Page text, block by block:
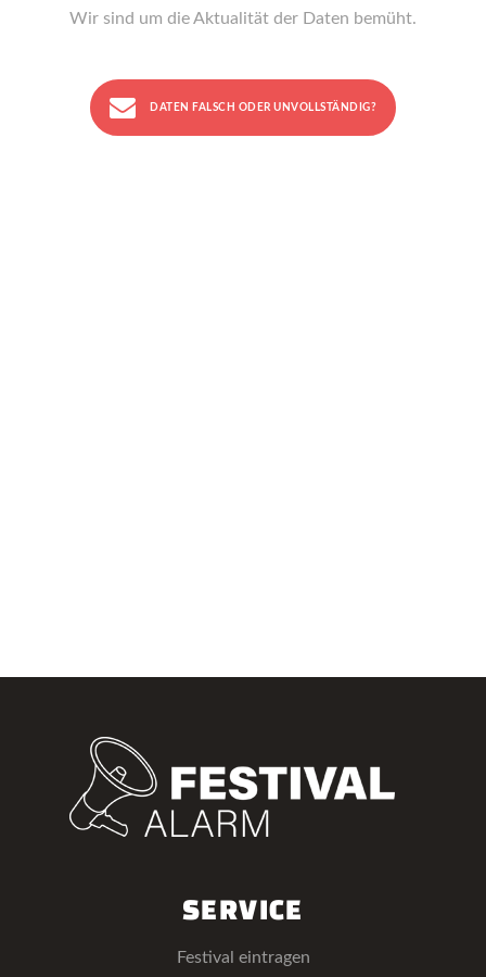
Wir sind um die Aktualität der Daten bemüht.
DATEN FALSCH ODER UNVOLLSTÄNDIG?
SERVICE
Festival eintragen